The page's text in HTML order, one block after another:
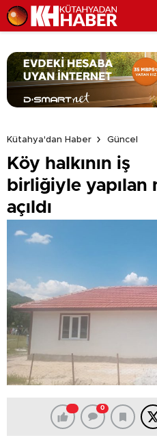
Kütahya'dan Haber
Güncel
Köy halkının iş
birliğiyle yapılan
açıldı
0